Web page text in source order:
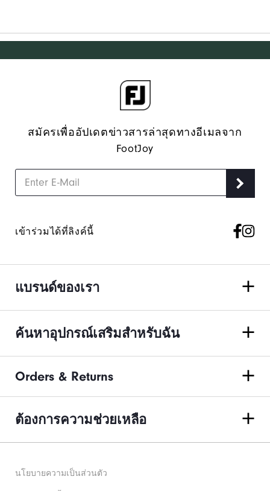
สมัครเพื่ออัปเดตข่าวสารล่าสุดทางอีเมลจาก
FootJoy
เข้าร่วมได้ที่ลิงค์นี้
แบรนด์ของเรา
ค้นหาอุปกรณ์เสริมสำหรับฉัน
Orders & Returns
ต้องการความช่วยเหลือ
นโยบายความเป็นส่วนตัว